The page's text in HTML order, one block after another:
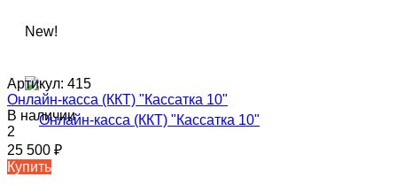
New!
Артикул: 415
Онлайн-касса (ККТ) "Кассатка 10"
В наличии
2
25 500 ₽
Купить